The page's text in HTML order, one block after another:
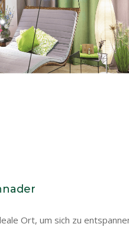
Ort, um sich zu